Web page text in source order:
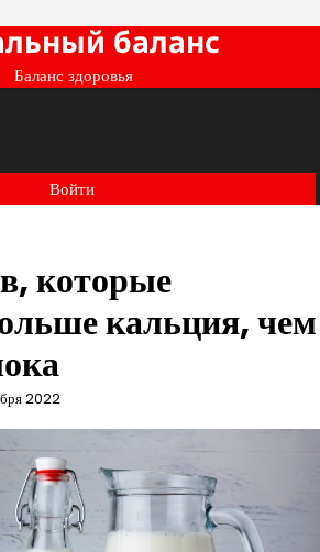
баланс
Баланс здоровья
Войти
которые
кальция, чем
2022